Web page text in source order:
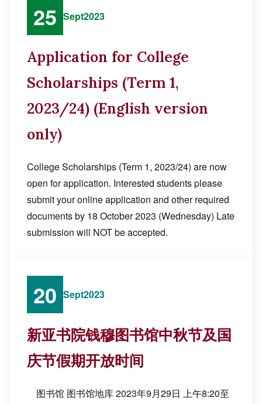
25 Sept2023
Application for College
Scholarships (Term 1,
2023/24) (English version
only)
College Scholarships (Term 1, 2023/24) are now
open for application. Interested students please
submit your online application and other required
documents by 18 October 2023 (Wednesday) Late
submission will NOT be accepted.
20 Sept2023
新亚书院钱穆图书馆中秋节及国
庆节假期开放时间
图书馆 图书馆地库 2023年9月29日 上午8:20至